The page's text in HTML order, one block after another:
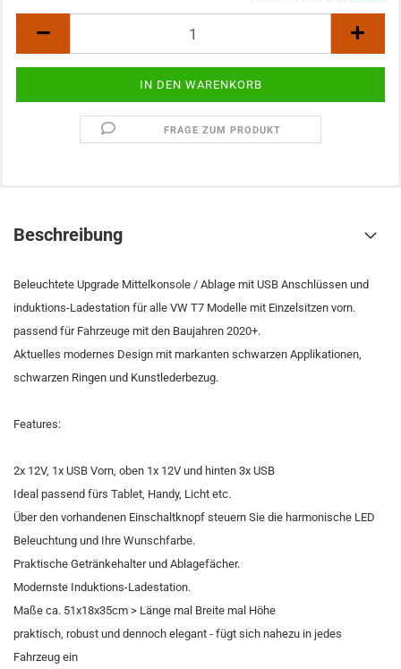
FRAGE ZUM PRODUKT
Beschreibung
Beleuchtete Upgrade Mittelkonsole / Ablage mit USB Anschlüssen und
induktions-Ladestation für alle VW T7 Modelle mit Einzelsitzen vorn.
passend für Fahrzeuge mit den Baujahren 2020+.
Aktuelles modernes Design mit markanten schwarzen Applikationen,
schwarzen Ringen und Kunstlederbezug.
Features:
2x 12V, 1x USB Vorn, oben 1x 12V und hinten 3x USB
Ideal passend fürs Tablet, Handy, Licht etc.
Über den vorhandenen Einschaltknopf steuern Sie die harmonische LED
Beleuchtung und Ihre Wunschfarbe.
Praktische Getränkehalter und Ablagefächer.
Modernste Induktions-Ladestation.
Maße ca. 51x18x35cm > Länge mal Breite mal Höhe
praktisch, robust und dennoch elegant - fügt sich nahezu in jedes
Fahrzeug ein